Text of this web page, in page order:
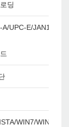
딩
UPC-E/
WIN7/WIN8/